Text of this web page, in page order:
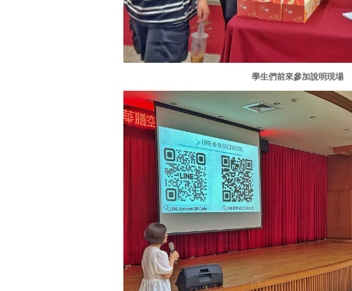
學生們前來參加說明現場